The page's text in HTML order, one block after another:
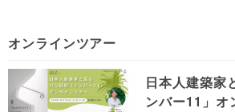
オンラインツアー
日本人建築家
ンバー11」オ